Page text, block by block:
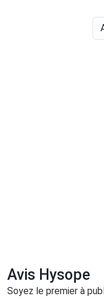
Avis Hysope
Soyez le premier à